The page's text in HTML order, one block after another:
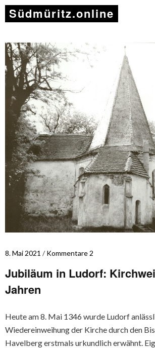
Südmüritz.online
8. Mai 2021 Kommentare 2
Jubiläum in Ludorf:
Jahren
Heute am 8. Mai 1346 wurde Ludorf
Wiedereinweihung der Kirche durch den
Havelberg erstmals urkundlich erwähnt.